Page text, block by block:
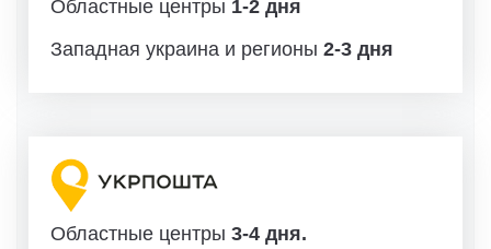
Областные центры 1-2 дня
Западная украина и регионы 2-3 дня
Областные центры 3-4 дня.